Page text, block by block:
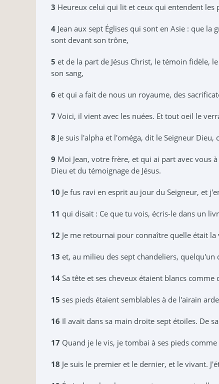
3 Heureux celui qui lit et ceux qui entendent les
4 Jean aux sept Églises qui sont en Asie : que
sont devant son trône,
5 et de la part de Jésus Christ, le témoin fidèle,
son sang,
6 et qui a fait de nous un royaume, des
7 Voici, il vient avec les nuées. Et tout oeil le
8 Je suis l'alpha et l'oméga, dit le Seigneur
9 Moi Jean, votre frère, et qui ai part avec vous
Dieu et du témoignage de Jésus.
10 Je fus ravi en esprit au jour du Seigneur, et
11 qui disait : Ce que tu vois, écris-le dans un
12 Je me retournai pour connaître quelle était
13 et, au milieu des sept chandeliers,
14 Sa tête et ses cheveux étaient blancs
15 ses pieds étaient semblables à de l'airain
16 Il avait dans sa main droite sept étoiles. De
17 Quand je le vis, je tombai à ses pieds
18 Je suis le premier et le dernier, et le vivant.